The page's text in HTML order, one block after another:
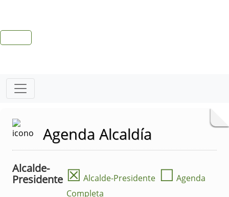
Agenda Alcaldía
Alcalde-
Presidente ☒ Alcalde-Presidente ☐ Agenda
Completa